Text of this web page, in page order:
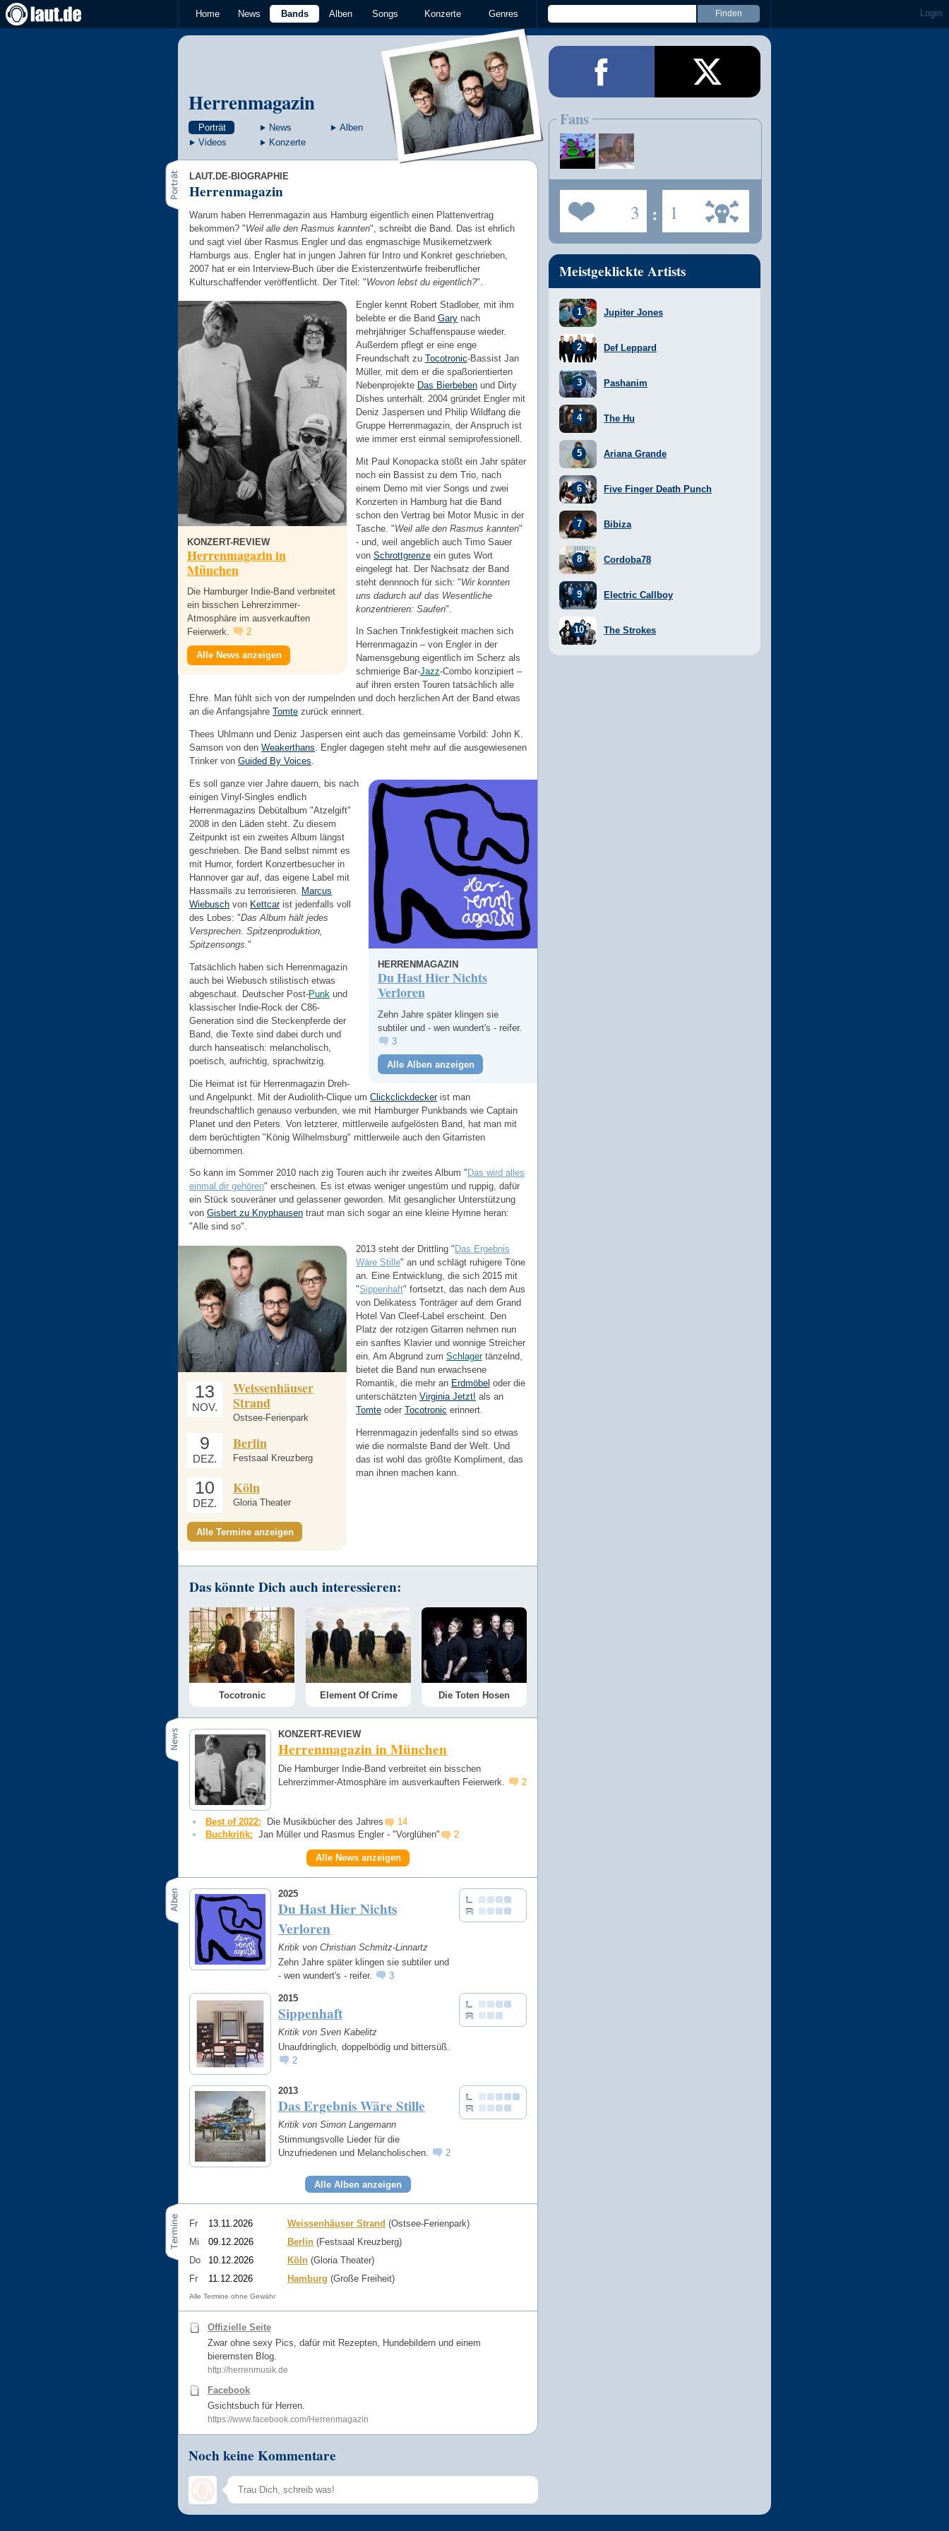
Home News Bands Alben Songs Konzerte Genres Login
Herrenmagazin
Porträt News
Alben
Videos
Konzerte
LAUT.DE-BIOGRAPHIE
Herrenmagazin
Warum haben Herrenmagazin aus Hamburg eigentlich einen Plattenvertrag
bekommen? "Weil alle den Rasmus kannten", schreibt die Band. Das ist ehrlich
und sagt viel über Rasmus Engler und das engmaschige Musikernetzwerk
Hamburgs aus. Engler hat in jungen Jahren für Intro und Konkret geschrieben,
2007 hat er ein Interview-Buch über die Existenzentwürfe freiberuflicher
Kulturschaffender veröffentlicht. Der Titel: "Wovon lebst du eigentlich?".
KONZERT-REVIEW
Herrenmagazin in
München
Die Hamburger Indie-Band verbreitet
ein bisschen Lehrerzimmer-
Atmosphäre im ausverkauften
Feierwerk.
2
Alle News anzeigen
Engler kennt Robert Stadlober, mit ihm
belebte er die Band Garynach
mehrjähriger Schaffenspause wieder.
Außerdem pflegt er eine enge
Freundschaft zu Tocotronic-Bassist Jan
Müller, mit dem er die spaßorientierten
Nebenprojekte Das Bierbebenund Dirty
Dishes unterhält. 2004 gründet Engler mit
Deniz Jaspersen und Philip Wildfang die
Gruppe Herrenmagazin, der Anspruch ist
wie immer erst einmal semiprofessionell.
Mit Paul Konopacka stößt ein Jahr später
noch ein Bassist zu dem Trio, nach
einem Demo mit vier Songs und zwei
Konzerten in Hamburg hat die Band
schon den Vertrag bei Motor Music in der
Tasche. "Weil alle den Rasmus kannten"
- und, weil angeblich auch Timo Sauer
von Schrottgrenzeein gutes Wort
eingelegt hat. Der Nachsatz der Band
steht dennnoch für sich: "Wir konnten
uns dadurch auf das Wesentliche
konzentrieren: Saufen".
In Sachen Trinkfestigkeit machen sich
Herrenmagazin – von Engler in der
Namensgebung eigentlich im Scherz als
schmierige Bar-Jazz-Combo konzipiert –
auf ihren ersten Touren tatsächlich alle
Ehre. Man fühlt sich von der rumpelnden und doch herzlichen Art der Band etwas
an die Anfangsjahre Tomte zurück erinnert.
Thees Uhlmann und Deniz Jaspersen eint auch das gemeinsame Vorbild: John K.
Samson von den Weakerthans. Engler dagegen steht mehr auf die ausgewiesenen
Trinker von Guided By Voices.
HERRENMAGAZIN
Du Hast Hier Nichts
Verloren
Zehn Jahre später klingen sie
subtiler und - wen wundert's - reifer.
3
Alle Alben anzeigen
Es soll ganze vier Jahre dauern, bis nach
einigen Vinyl-Singles endlich
Herrenmagazins Debütalbum "Atzelgift"
2008 in den Läden steht. Zu diesem
Zeitpunkt ist ein zweites Album längst
geschrieben. Die Band selbst nimmt es
mit Humor, fordert Konzertbesucher in
Hannover gar auf, das eigene Label mit
Hassmails zu terrorisieren.
Marcus
Wiebusch von Kettcarist jedenfalls voll
des Lobes: "Das Album hält jedes
Versprechen. Spitzenproduktion,
Spitzensongs. "
Tatsächlich haben sich Herrenmagazin
auch bei Wiebusch stilistisch etwas
abgeschaut. Deutscher Post-Punk und
klassischer Indie-Rock der C86-
Generation sind die Steckenpferde der
Band, die Texte sind dabei durch und
durch hanseatisch: melancholisch,
poetisch, aufrichtig, sprachwitzig.
Die Heimat ist für Herrenmagazin Dreh-
und Angelpunkt. Mit der Audiolith-Clique um Clickclickdeckerist man
freundschaftlich genauso verbunden, wie mit Hamburger Punkbands wie Captain
Planet und den Peters. Von letzterer, mittlerweile aufgelösten Band, hat man mit
dem berüchtigten "König Wilhelmsburg" mittlerweile auch den Gitarristen
übernommen.
So kann im Sommer 2010 nach zig Touren auch ihr zweites Album " Das wird alles
einmal dir gehören" erscheinen. Es ist etwas weniger ungestüm und ruppig, dafür
ein Stück souveräner und gelassener geworden. Mit gesanglicher Unterstützung
von Gisbert zu Knyphausen traut man sich sogar an eine kleine Hymne heran:
"Alle sind so".
13
NOV.
Weissenhäuser
Strand
Ostsee-Ferienpark
9
DEZ.
Berlin
Festsaal Kreuzberg
10
DEZ.
Köln
Gloria Theater
Alle Termine anzeigen
2013 steht der Drittling " Das Ergebnis
Wäre Stille" an und schlägt ruhigere Töne
an. Eine Entwicklung, die sich 2015 mit
"Sippenhaft" fortsetzt, das nach dem Aus
von Delikatess Tonträger auf dem Grand
Hotel Van Cleef-Label erscheint. Den
Platz der rotzigen Gitarren nehmen nun
ein sanftes Klavier und wonnige Streicher
ein. Am Abgrund zum Schlagertänzelnd,
bietet die Band nun erwachsene
Romantik, die mehr an Erdmöbel oder die
unterschätzten Virginia Jetzt! als an
Tomteoder Tocotronic erinnert.
Herrenmagazin jedenfalls sind so etwas
wie die normalste Band der Welt. Und
das ist wohl das größte Kompliment, das
man ihnen machen kann.
Das könnte Dich auch interessieren:
Tocotronic Element Of Crime Die Toten Hosen
KONZERT-REVIEW
Herrenmagazin in München
Die Hamburger Indie-Band verbreitet ein bisschen
Lehrerzimmer-Atmosphäre im ausverkauften Feierwerk.
2
Best of 2022: Die Musikbücher des Jahres
14
Buchkritik: Jan Müller und Rasmus Engler - "Vorglühen" 2
Alle News anzeigen
2025
Du Hast Hier Nichts
Verloren
Kritik von Christian Schmitz-Linnartz
Zehn Jahre später klingen sie subtiler und
- wen wundert's - reifer.
3
2015
Sippenhaft
Kritik von Sven Kabelitz
Unaufdringlich, doppelbödig und bittersüß.
2
2013
Das Ergebnis Wäre Stille
Kritik von Simon Langemann
Stimmungsvolle Lieder für die
Unzufriedenen und Melancholischen.
2
Alle Alben anzeigen
Fr 13.11.2026 Weissenhäuser Strand (Ostsee-Ferienpark)
Mi
09.12.2026 Berlin (Festsaal Kreuzberg)
Do
10.12.2026 Köln (Gloria Theater)
Fr
11.12.2026 Hamburg (Große Freiheit)
Alle Termine ohne Gewähr
Offizielle Seite
Zwar ohne sexy Pics, dafür mit Rezepten, Hundebildern und einem
bierernsten Blog.
http://herrenmusik.de
Facebook
Gsichtsbuch für Herren.
https://www.facebook.com/Herrenmagazin
Noch keine Kommentare
Speichern
Fans
3 : 1
Meistgeklickte Artists
Jupiter Jones
Def Leppard
Pashanim
The Hu
Ariana Grande
Five Finger Death Punch
Bibiza
Cordoba78
Electric Callboy
The Strokes